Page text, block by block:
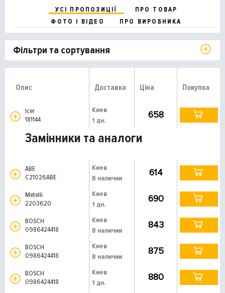
УСІ ПРОПОЗИЦІЇ
ПРО ТОВАР
ФОТО І ВІДЕО
ПРО ВИРОБНИКА
Фільтри та сортування
Опис Доставка Ціна Покупка
Icer
181144
Киев
1 дн.
658
Замінники та аналоги
ABE
C21026ABE
Киев
В наличии
614
Metelli
2203620
Киев
1 дн.
690
BOSCH
0986424418
Киев
В наличии
843
BOSCH
0986424418
Киев
В наличии
875
BOSCH
0986424418
Киев
1 дн.
880